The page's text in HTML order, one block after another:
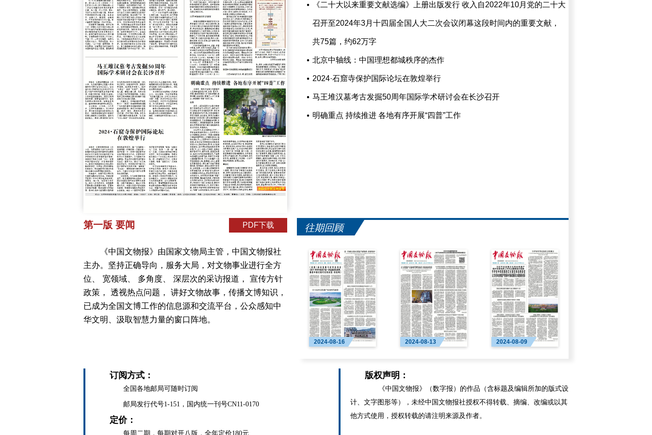
第一版 要闻 PDF下载
《中国文物报》由国家文物局主管，中国文物报社
主办。坚持正确导向，服务大局，对文物事业进行全方
位、 宽领域、 多角度、 深层次的采访报道， 宣传方针
政策， 透视热点问题， 讲好文物故事，传播文博知识，
已成为全国文博工作的信息源和交流平台，公众感知中
华文明、汲取智慧力量的窗口阵地。
《二十大以来重要文献选编》上册出版发行 ​收入自2022年10月党的二十大
召开至2024年3月十四届全国人大二次会议闭幕这段时间内的重要文献，
共75篇，约62万字
北京中轴线：中国理想都城秩序的杰作
2024·石窟寺保护国际论坛在敦煌举行
马王堆汉墓考古发掘50周年国际学术研讨会在长沙召开
明确重点 持续推进 各地有序开展“四普”工作
往期回顾
2024-08-16 2024-08-13 2024-08-09
订阅方式：
全国各地邮局可随时订阅
邮局发行代号1-151，国内统一刊号CN11-0170
定价：
每周二期，每期对开八版，全年定价180元
版权声明：
《中国文物报》（数字报）的作品（含标题及编辑所加的版式设
计、文字图形等），未经中国文物报社授权不得转载、摘编、改编或以其
他方式使用，授权转载的请注明来源及作者。